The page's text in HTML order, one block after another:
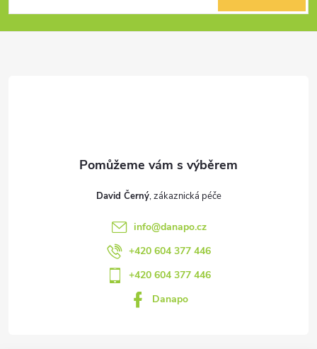
p
David Černý
info@danapo.cz
+420 604 377 446
+420 604 377 446
Danapo